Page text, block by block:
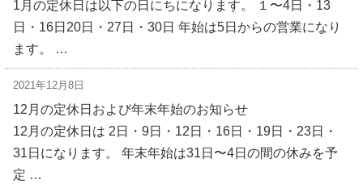
1月の定休日は以下の日にちになります。 １〜4日・13
日・16日20日・27日・30日 年始は5日からの営業になり
ます。 …
2021年12月8日
12月の定休日および年末年始のお知らせ
12月の定休日は 2日・9日・12日・16日・19日・23日・
31日になります。 年末年始は31日〜4日の間の休みを予
定 …